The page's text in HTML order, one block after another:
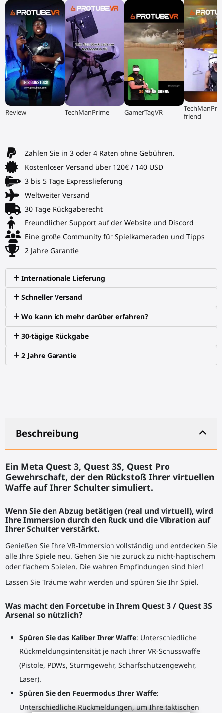
▶
Review ▶
TechManPrime ▶
GamerTagVR ▶
friend
Zahlen Sie in 3 oder 4 Raten ohne Gebühren.
Kostenloser Versand über 120€ / 140 USD
3 bis 5 Tage Expresslieferung
Weltweiter Versand
30 Tage Rückgaberecht
Freundlicher Support auf der Website und Discord
Eine große Community für Spielkameraden und Tipps
2 Jahre Garantie
Internationale Lieferung
Schneller Versand
Wo kann ich mehr darüber erfahren?
30-tägige Rückgabe
2 Jahre Garantie
Beschreibung
Ein Meta Quest 3, Quest 3S, Quest Pro
Gewehrschaft, der den Rückstoß Ihrer virtuellen
Waffe auf Ihrer Schulter simuliert.
Wenn Sie den Abzug betätigen (real und virtuell), wird
Ihre Immersion durch den Ruck und die Vibration auf
Ihrer Schulter verstärkt.
Genießen Sie Ihre VR-Immersion vollständig und entdecken Sie
alle Ihre Spiele neu. Gehen Sie nie zurück zu nicht-haptischem
oder flachem Spielen. Die wahren Empfindungen sind hier!
Lassen Sie Träume wahr werden und spüren Sie Ihr Spiel.
Was macht den Forcetube in Ihrem Quest 3 / Quest 3S
Arsenal so nützlich?
Spüren Sie das Kaliber Ihrer Waffe: Unterschiedliche
Rückmeldungsintensität je nach Ihrer VR-Schusswaffe
(Pistole, PDWs, Sturmgewehr, Scharfschützengewehr,
Laser).
Spüren Sie den Feuermodus Ihrer Waffe:
Unterschiedliche Rückmeldungen, um Ihre taktischen